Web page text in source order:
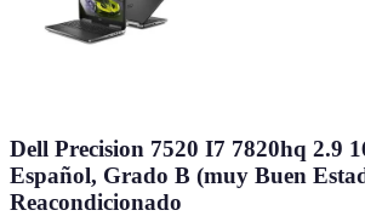
Dell Precision 7520 I7 7820hq 2.9
Español, Grado B (muy Buen
Reacondicionado